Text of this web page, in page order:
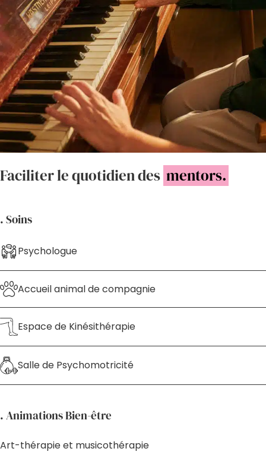
Faciliter le quotidien des mentors.
. Soins
Psychologue
Accueil animal de compagnie
Espace de Kinésithérapie
Salle de Psychomotricité
. Animations Bien-être
Art-thérapie et musicothérapie